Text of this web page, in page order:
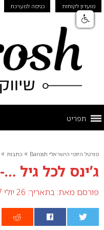
מועדון לקוחות כניסה למערכת
תפריט
פורטל היופי הישראלי Barosh » כתבות »
ג’ינס לכל גיל …-
פורסם מאת: בתאריך: 26 יולי 2007